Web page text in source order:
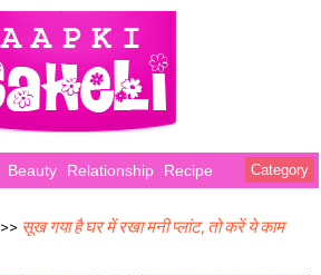
Beauty Relationship Recipe Category
>> सूख गया है घर में रखा मनी प्लांट, तो करें ये काम